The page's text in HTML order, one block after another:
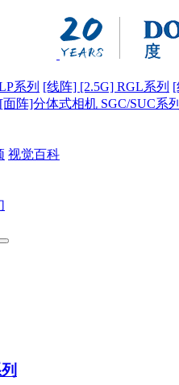
系列 [线阵] [2.5G] RGL系列 [
[面阵]分体式相机 SGC/SUC系列
视觉百科